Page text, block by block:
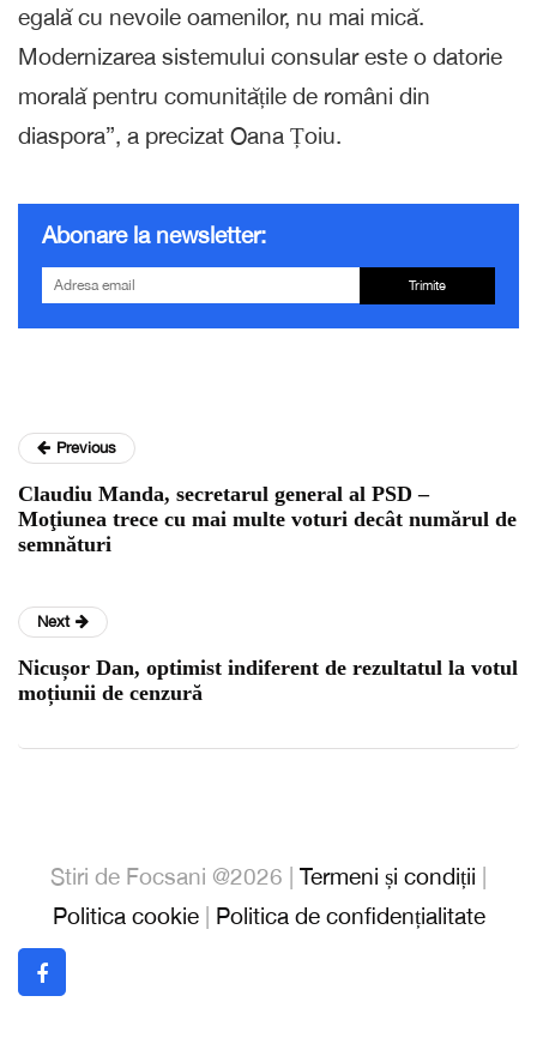
egală cu nevoile oamenilor, nu mai mică.
Modernizarea sistemului consular este o datorie
morală pentru comunitățile de români din
diaspora”, a precizat Oana Țoiu.
Abonare la newsletter:
Trimite
Previous
Claudiu Manda, secretarul general al PSD –
Moţiunea trece cu mai multe voturi decât numărul de
semnături
Next
Nicușor Dan, optimist indiferent de rezultatul la votul
moțiunii de cenzură
Stiri de Focsani @2026 | Termeni și condiții |
Politica cookie| Politica de confidențialitate